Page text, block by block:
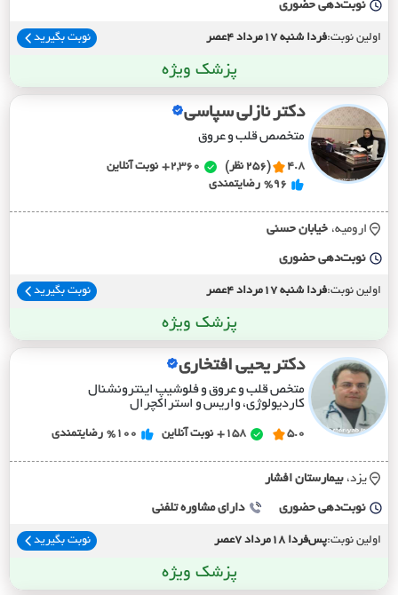
نوبت‌دهی حضوری
اولین نوبت:فردا شنبه 17مرداد 4عصر نوبت بگیرید
پزشک ویژه
دکتر نازلی سپاسی
متخصص قلب و عروق
4.8 (256 نظر) 2,360+
نوبت آنلاین
%96 رضایتمندی
ارومیه، خيابان حسني
نوبت‌دهی حضوری
اولین نوبت:فردا شنبه 17مرداد 4عصر نوبت بگیرید
پزشک ویژه
دکتر یحیی افتخاری
متخص قلب و عروق و فلوشیپ اینترونشنال
کاردیولوژی، واریس و استراکچرال
5.0
158+ نوبت آنلاین %100 رضایتمندی
یزد، بيمارستان افشار
نوبت‌دهی حضوری دارای مشاوره تلفنی
اولین نوبت:پس‌فردا 18مرداد 7عصر نوبت بگیرید
پزشک ویژه